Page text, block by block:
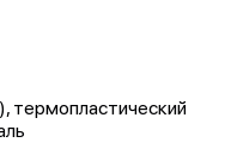
термопластический